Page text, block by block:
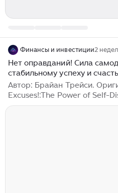
Финансы и инвестиции2
Нет оправданий! Сила
стабильному успеху и
Автор: Брайан Трейси. Оригинальное название: No
Excuses!:The Power of Self-
Брайан Трейси – всемирно